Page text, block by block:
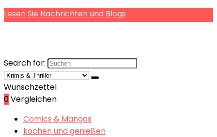
Lesen Sie Nachrichten und Blogs
Search for:
Wunschzettel
0Vergleichen
Comics & Mangas
kochen und genießen